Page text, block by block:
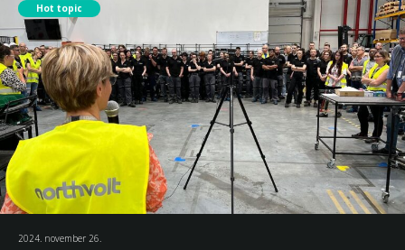
Hot topic
2024. november 26.